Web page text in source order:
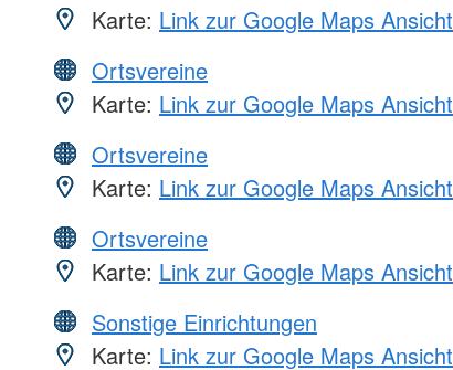
Karte: Link zur Google Maps Ansicht
Ortsvereine
Karte: Link zur Google Maps Ansicht
Ortsvereine
Karte: Link zur Google Maps Ansicht
Ortsvereine
Karte: Link zur Google Maps Ansicht
Sonstige Einrichtungen
Karte: Link zur Google Maps Ansicht